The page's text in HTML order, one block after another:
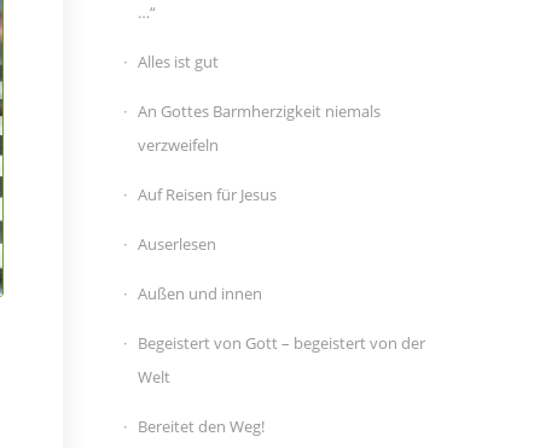
…“
Alles ist gut
An Gottes Barmherzigkeit niemals
verzweifeln
Auf Reisen für Jesus
Auserlesen
Außen und innen
Begeistert von Gott – begeistert von der
Welt
Bereitet den Weg!